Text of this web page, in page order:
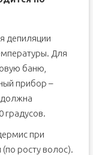
депиляции
Для
баню,
прибор –
должна
градусов.
при
росту волос).